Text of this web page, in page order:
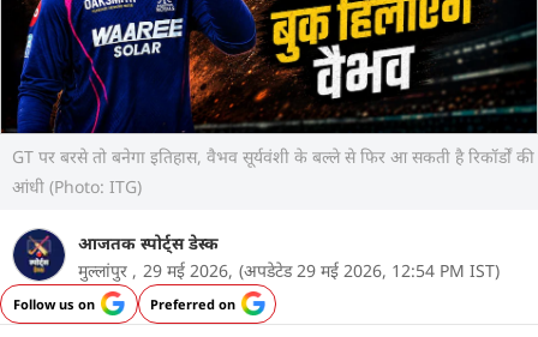
GT पर बरसे तो बनेगा इतिहास, वैभव सूर्यवंशी के बल्ले से फिर आ सकती है रिकॉर्डों की
आंधी (Photo: ITG)
आजतक स्पोर्ट्स डेस्क
मुल्लांपुर , 29 मई 2026, (अपडेटेड 29 मई 2026, 12:54 PM IST)
Follow us on Preferred on